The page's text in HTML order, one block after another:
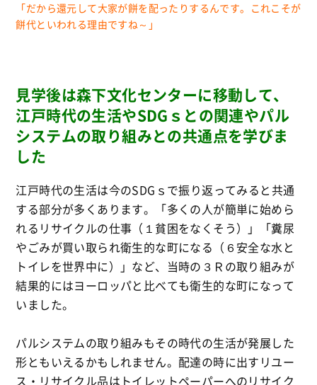
「だから還元して大家が餅を配ったりするんです。これこそが
餅代といわれる理由ですね～」
見学後は森下文化センターに移動して、
江戸時代の生活やSDGｓとの関連やパル
システムの取り組みとの共通点を学びま
した
江戸時代の生活は今のSDGｓで振り返ってみると共通
する部分が多くあります。「多くの人が簡単に始めら
れるリサイクルの仕事（１貧困をなくそう）」「糞尿
やごみが買い取られ衛生的な町になる（６安全な水と
トイレを世界中に）」など、当時の３Ｒの取り組みが
結果的にはヨーロッパと比べても衛生的な町になって
いました。
パルシステムの取り組みもその時代の生活が発展した
形ともいえるかもしれません。配達の時に出すリユー
ス・リサイクル品はトイレットペーパーへのリサイク